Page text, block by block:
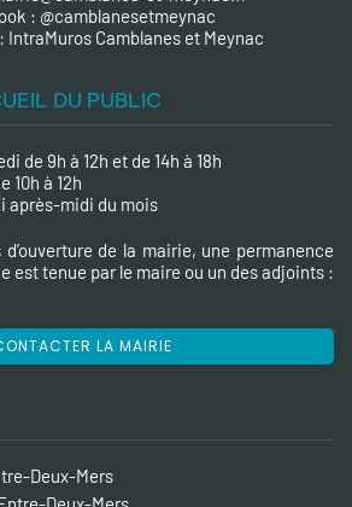
: @camblanesetmeynac
IntraMuros Camblanes et Meynac
DU PUBLIC
de 9h à 12h et de 14h à 18h
10h à 12h
après-midi du mois
de la mairie, une permanence
est tenue par le maire ou un des adjoints :
LA MAIRIE
Deux-Mers